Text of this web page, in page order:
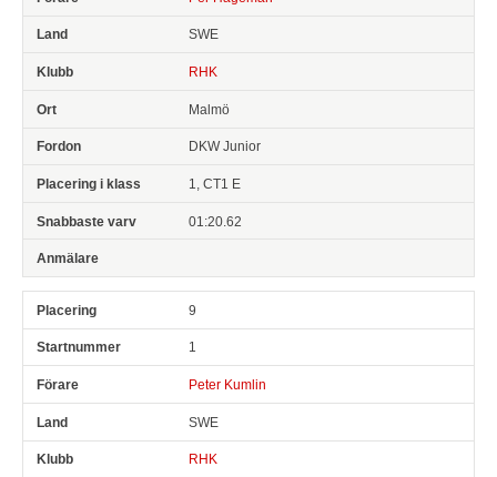
SWE
RHK
Malmö
DKW Junior
1, CT1 E
01:20.62
9
1
Peter Kumlin
SWE
RHK